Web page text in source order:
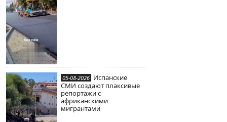
05-08-2026 Испанские
СМИ создают плаксивые
репортажи с
африканскими
мигрантами